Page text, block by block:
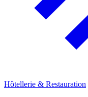
Hôtellerie & Restauration